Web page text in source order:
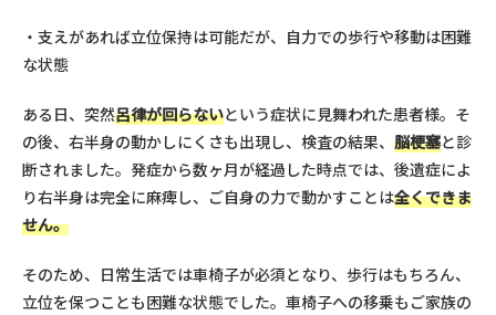
支えがあれば立位保持は可能だが、自力での歩行や移動は困難
な状態
ある日、突然呂律が回らないという症状に見舞われた患者様。そ
の後、右半身の動かしにくさも出現し、検査の結果、 脳梗塞と診
断されました。発症から数ヶ月が経過した時点では、後遺症によ
り右半身は完全に麻痺し、ご自身の力で動かすことは全くできま
せん。
そのため、日常生活では車椅子が必須となり、歩行はもちろん、
立位を保つことも困難な状態でした。車椅子への移乗もご家族の